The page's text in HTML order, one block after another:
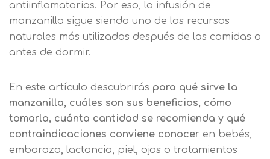
antiinflamatorias. Por eso, la infusión de
manzanilla sigue siendo uno de los recursos
naturales más utilizados después de las comidas o
antes de dormir.
En este artículo descubrirás para qué sirve la
manzanilla, cuáles son sus beneficios, cómo
tomarla, cuánta cantidad se recomienda y qué
contraindicaciones conviene conocer en bebés,
embarazo, lactancia, piel, ojos o tratamientos